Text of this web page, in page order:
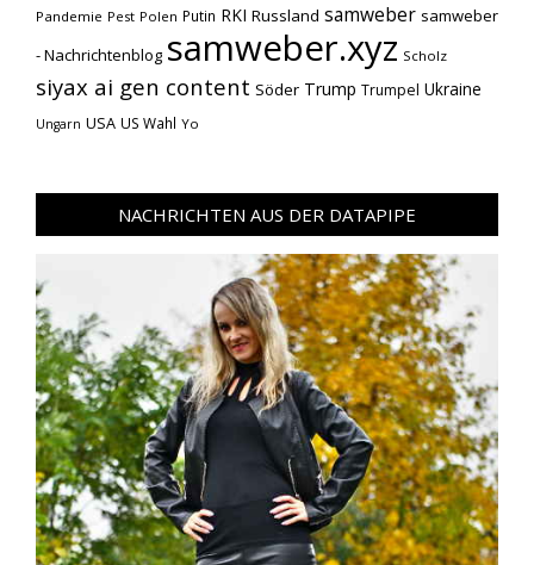
Pandemie Pest Polen Putin RKI Russland samweber samweber
- Nachrichtenblog samweber.xyz Scholz
siyax ai gen content Söder Trump Trumpel Ukraine
Ungarn USA US Wahl Yo
NACHRICHTEN AUS DER DATAPIPE